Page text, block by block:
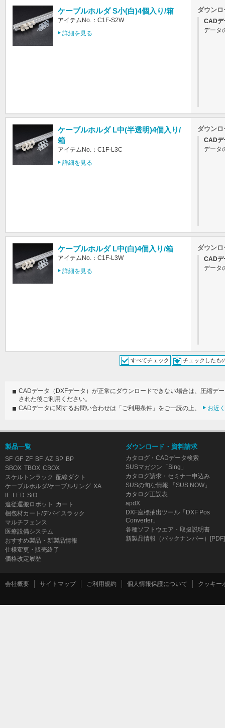
ケーブルホルダ S小(白)4個入り/箱
アイテムNo.：C1F-S2W
詳細を見る
ダウンロ
CADデ
データ
ケーブルホルダ L中(半透明)4個入り/
箱
アイテムNo.：C1F-L3C
詳細を見る
ダウンロ
CADデ
データ
ケーブルホルダ L中(白)4個入り/箱
アイテムNo.：C1F-L3W
詳細を見る
ダウンロ
CADデ
データ
すべてチェック チェックしたも
CADデータ（DXFデータ）が正常にダウンロードできない場合は、圧縮デ
された後ご利用ください。
CADデータに関するお問い合わせは「ご利用条件」をご一読の上、
お近
製品一覧
SF GF ZF BF AZ SP BP
SBOX TBOX CBOX
スケルトンラック 配線ダクト
ケーブルホルダ/ケーブルリング XA
IF LED SiO
追従運搬ロボット
カート
梱包材カート/デバイスラック
マルチフェンス
医療設備システム
おすすめ製品・新製品情報
仕様変更・販売終了
価格改定履歴
ダウンロード・資料請求
カタログ・CADデータ検索
SUSマガジン「Sing」
カタログ請求・セミナー申込み
SUSの旬な情報 「SUS NOW」
カタログ正誤表
apdX
DXF座標抽出ツール「DXF Pos
Converter」
各種ソフトウエア・取扱説明書
新製品情報（バックナンバー）[PDF]
会社概要 サイトマップ ご利用規約 個人情報保護について クッキー